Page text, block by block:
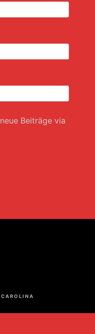
Beiträge via